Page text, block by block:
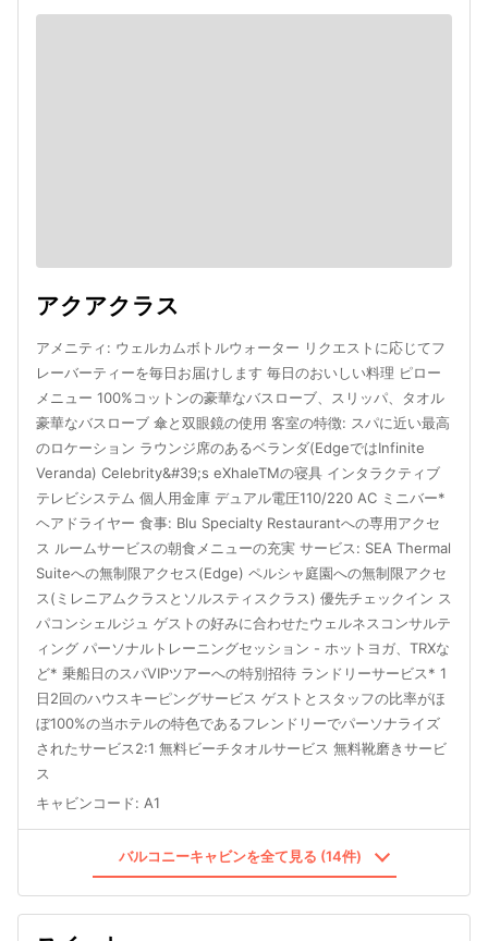
アクアクラス
アメニティ: ウェルカムボトルウォーター リクエストに応じてフ
レーバーティーを毎日お届けします 毎日のおいしい料理 ピロー
メニュー 100%コットンの豪華なバスローブ、スリッパ、タオル
豪華なバスローブ 傘と双眼鏡の使用 客室の特徴: スパに近い最高
のロケーション ラウンジ席のあるベランダ(EdgeではInfinite
Veranda) Celebrity&#39;s eXhaleTMの寝具 インタラクティブ
テレビシステム 個人用金庫 デュアル電圧110/220 AC ミニバー*
ヘアドライヤー 食事: Blu Specialty Restaurantへの専用アクセ
ス ルームサービスの朝食メニューの充実 サービス: SEA Thermal
Suiteへの無制限アクセス(Edge) ペルシャ庭園への無制限アクセ
ス(ミレニアムクラスとソルスティスクラス) 優先チェックイン ス
パコンシェルジュ ゲストの好みに合わせたウェルネスコンサルテ
ィング パーソナルトレーニングセッション - ホットヨガ、TRXな
ど* 乗船日のスパVIPツアーへの特別招待 ランドリーサービス* 1
日2回のハウスキーピングサービス ゲストとスタッフの比率がほ
ぼ100%の当ホテルの特色であるフレンドリーでパーソナライズ
されたサービス2:1 無料ビーチタオルサービス 無料靴磨きサービ
ス
キャビンコード: A1
バルコニーキャビンを全て見る (14件)